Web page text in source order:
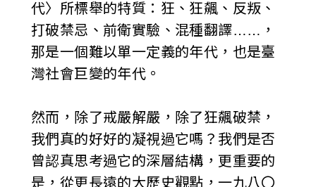
代〉所標舉的特質：狂、狂飆、反叛、
打破禁忌、前衛實驗、混種翻譯……，
那是一個難以單一定義的年代，也是臺
灣社會巨變的年代。
然而，除了戒嚴解嚴，除了狂飆破禁，
我們真的好好的凝視過它嗎？我們是否
曾認真思考過它的深層結構，更重要的
是，從更長遠的大歷史觀點，一九八〇